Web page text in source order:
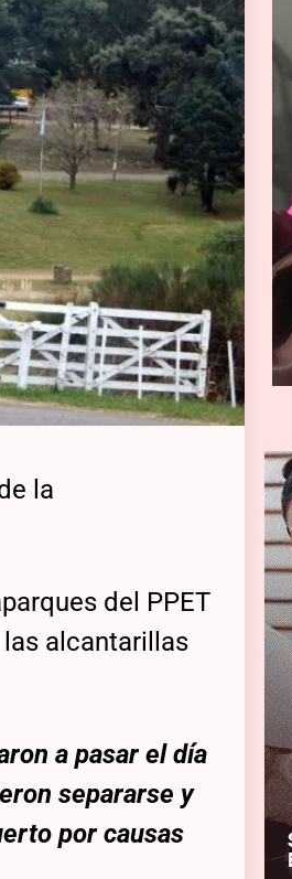
la
del PPET
alcantarillas
a pasar el día
separarse y
por causas